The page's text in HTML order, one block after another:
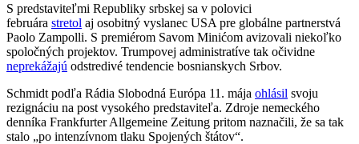
S predstaviteľmi Republiky srbskej sa v polovici
februára stretol aj osobitný vyslanec USA pre globálne partnerstvá
Paolo Zampolli. S premiérom Savom Minićom avizovali niekoľko
spoločných projektov. Trumpovej administratíve tak očividne
neprekážajú odstredivé tendencie bosnianskych Srbov.
Schmidt podľa Rádia Slobodná Európa 11. mája ohlásil svoju
rezignáciu na post vysokého predstaviteľa. Zdroje nemeckého
denníka Frankfurter Allgemeine Zeitung pritom naznačili, že sa tak
stalo „po intenzívnom tlaku Spojených štátov“.